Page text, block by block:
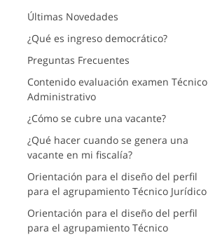
Últimas Novedades
¿Qué es ingreso democrático?
Preguntas Frecuentes
Contenido evaluación examen Técnico
Administrativo
¿Cómo se cubre una vacante?
¿Qué hacer cuando se genera una
vacante en mi fiscalía?
Orientación para el diseño del perfil
para el agrupamiento Técnico Jurídico
Orientación para el diseño del perfil
para el agrupamiento Técnico